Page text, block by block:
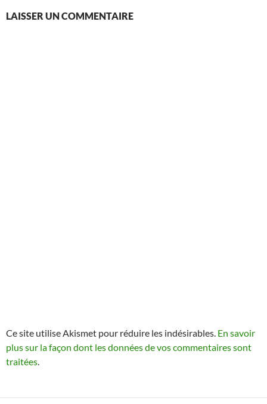
LAISSER UN COMMENTAIRE
Ce site utilise Akismet pour réduire les indésirables. En savoir
plus sur la façon dont les données de vos commentaires sont
traitées.